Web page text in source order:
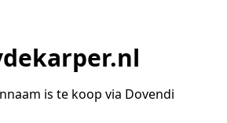
is te koop via Dovendi